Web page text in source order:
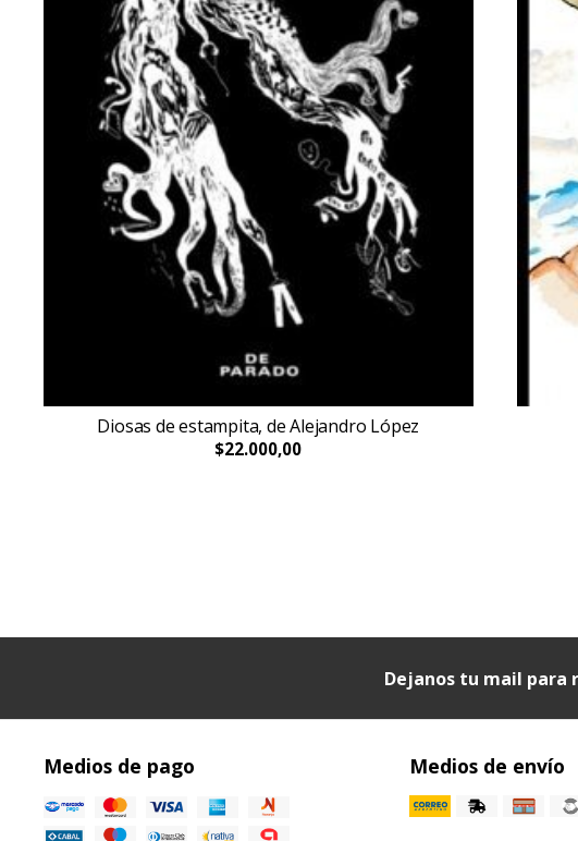
Diosas de estampita, de Alejandro López
$22.000,00
Dejanos tu mail para
Medios de pago Medios de envío